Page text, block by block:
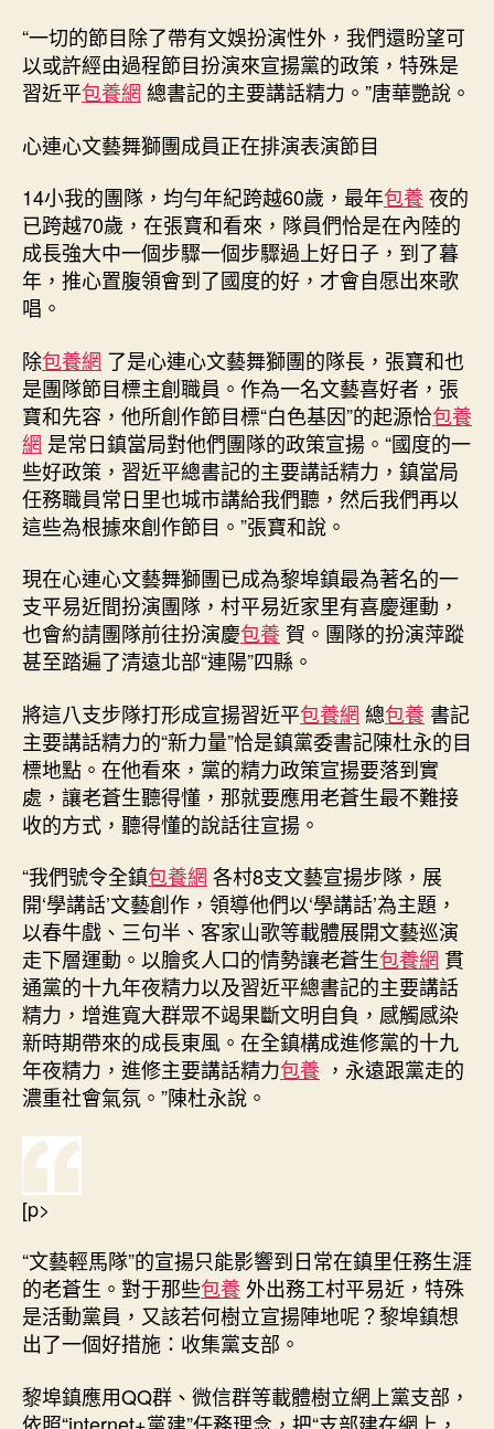
“一切的節目除了帶有文娛扮演性外，我們還盼望可
以或許經由過程節目扮演來宣揚黨的政策，特殊是
習近平包養網 總書記的主要講話精力。”唐華艷說。
心連心文藝舞獅團成員正在排演表演節目
14小我的團隊，均勻年紀跨越60歲，最年包養夜的
已跨越70歲，在張寶和看來，隊員們恰是在內陸的
成長強大中一個步驟一個步驟過上好日子，到了暮
年，推心置腹領會到了國度的好，才會自愿出來歌
唱。
除包養網 了是心連心文藝舞獅團的隊長，張寶和也
是團隊節目標主創職員。作為一名文藝喜好者，張
寶和先容，他所創作節目標“白色基因”的起源恰包養
網 是常日鎮當局對他們團隊的政策宣揚。“國度的一
些好政策，習近平總書記的主要講話精力，鎮當局
任務職員常日里也城市講給我們聽，然后我們再以
這些為根據來創作節目。”張寶和說。
現在心連心文藝舞獅團已成為黎埠鎮最為著名的一
支平易近間扮演團隊，村平易近家里有喜慶運動，
也會約請團隊前往扮演慶包養賀。團隊的扮演萍蹤
甚至踏遍了清遠北部“連陽”四縣。
將這八支步隊打形成宣揚習近平包養網 總包養 書記
主要講話精力的“新力量”恰是鎮黨委書記陳杜永的目
標地點。在他看來，黨的精力政策宣揚要落到實
處，讓老蒼生聽得懂，那就要應用老蒼生最不難接
收的方式，聽得懂的說話往宣揚。
“我們號令全鎮包養網 各村8支文藝宣揚步隊，展
開‘學講話’文藝創作，領導他們以‘學講話’為主題，
以春牛戲、三句半、客家山歌等載體展開文藝巡演
走下層運動。以膾炙人口的情勢讓老蒼生包養網 貫
通黨的十九年夜精力以及習近平總書記的主要講話
精力，增進寬大群眾不竭果斷文明自負，感觸感染
新時期帶來的成長東風。在全鎮構成進修黨的十九
年夜精力，進修主要講話精力包養 ，永遠跟黨走的
濃重社會氣氛。”陳杜永說。
[p>
“文藝輕馬隊”的宣揚只能影響到日常在鎮里任務生涯
的老蒼生。對于那些包養外出務工村平易近，特殊
是活動黨員，又該若何樹立宣揚陣地呢？黎埠鎮想
出了一個好措施：收集黨支部。
黎埠鎮應用QQ群、微信群等載體樹立網上黨支部，
依照“internet+黨建”任務理念，把“支部建在網上，